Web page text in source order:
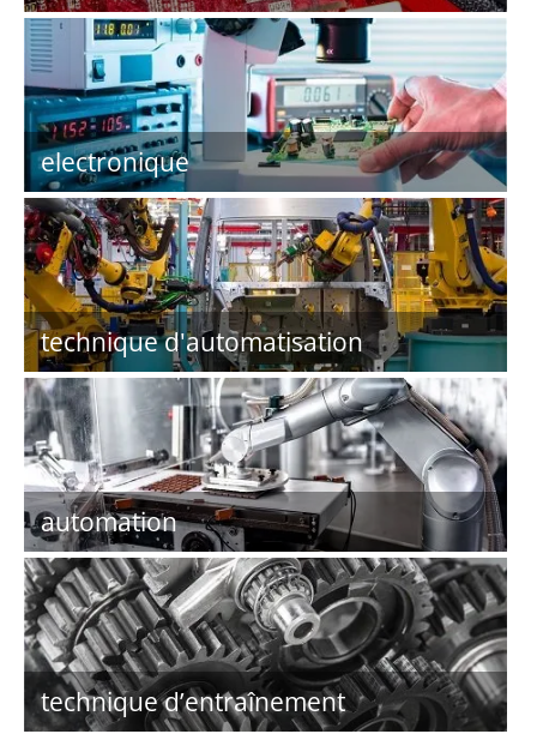
electronique
technique d'automatisation
automation
technique d’entraînement